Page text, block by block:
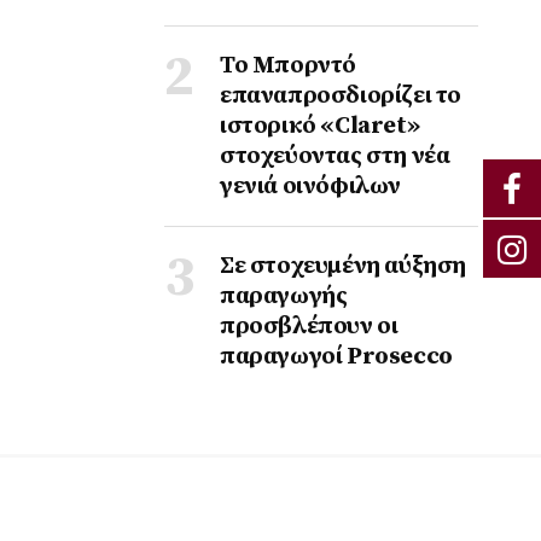
Το Μπορντό
επαναπροσδιορίζει το
ιστορικό «Claret»
στοχεύοντας στη νέα
γενιά οινόφιλων
Σε στοχευμένη αύξηση
παραγωγής
προσβλέπουν οι
παραγωγοί Prosecco